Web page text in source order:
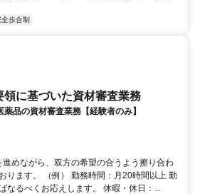
全歩合制
領に基づいた資材審査業務
品の資材審査業務【経験者のみ】
めながら、双方の希望の合うよう擦り合わ
ります。 （例） 勤務時間：月20時間以上 勤
るべくお応えします。 休暇・休日：...